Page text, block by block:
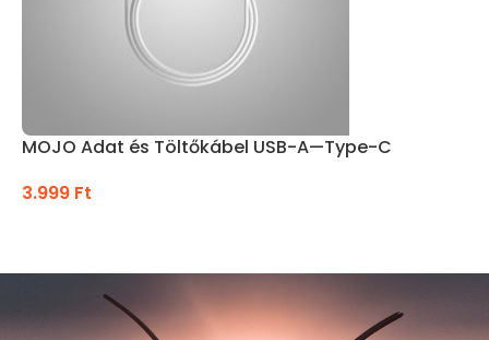
MOJO Adat és Töltőkábel USB-A—Type-C
3.999 Ft